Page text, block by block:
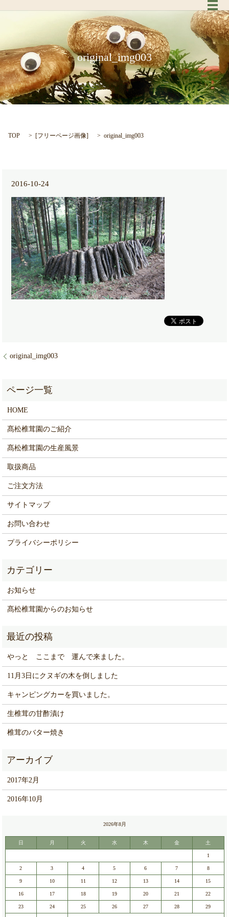
メ
original_img003
TOP [フリーページ画像] original_img003
2016-10-24
original_img003
HOME
髙松椎茸園のご紹介
髙松椎茸園の生産風景
取扱商品
ご注文方法
サイトマップ
お問い合わせ
プライバシーポリシー
お知らせ
髙松椎茸園からのお知らせ
やっと ここまで 運んで来ました。
11月3日にクヌギの木を倒しました
キャンピングカーを買いました。
生椎茸の甘酢漬け
椎茸のバター焼き
2017年2月
2016年10月
2026年8月
日 月 火 水 木 金 土
1
2 3 4 5 6 7 8
9 10 11 12 13 14 15
16 17 18 19 20 21 22
23 24 25 26 27 28 29